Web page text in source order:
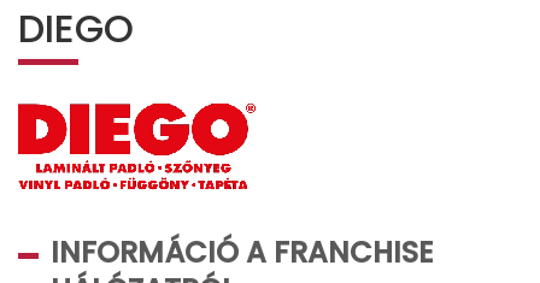
DIEGO
INFORMÁCIÓ A FRANCHISE